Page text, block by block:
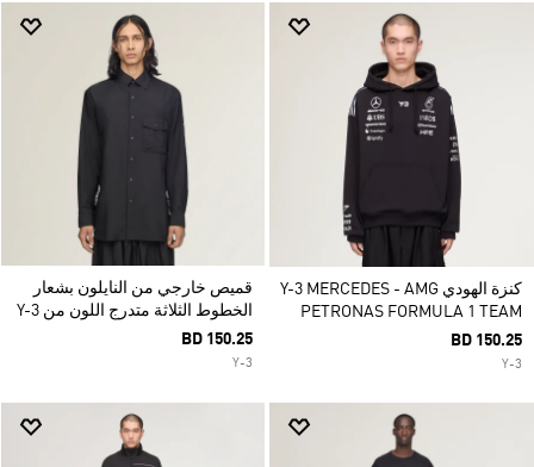
كنزة الهودي Y-3 MERCEDES - AMG
PETRONAS FORMULA 1 TEAM
BD 150.25
Y-3
قميص خارجي من النايلون بشعار
الخطوط الثلاثة متدرج اللون من Y-3
BD 150.25
Y-3